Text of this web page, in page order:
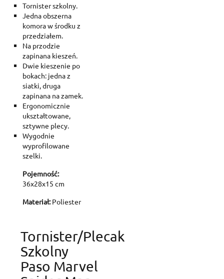
Tornister szkolny.
Jedna obszerna
komora w środku z
przedziałem.
Na przodzie
zapinana kieszeń.
Dwie kieszenie po
bokach: jedna z
siatki, druga
zapinana na zamek.
Ergonomicznie
ukształtowane,
sztywne plecy.
Wygodnie
wyprofilowane
szelki.
Pojemność:
36x28x15 cm
Materiał:Poliester
Tornister/plecak
Szkolny
Paso Marvel